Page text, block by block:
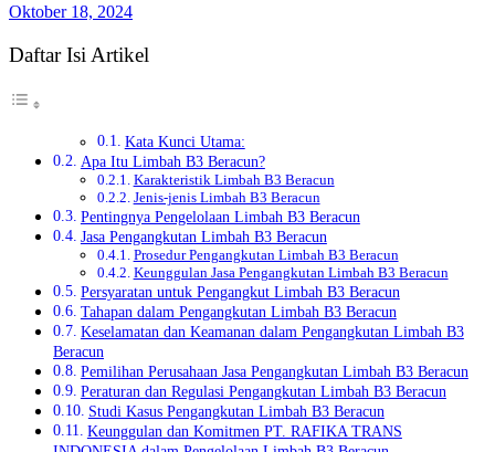
Oktober 18, 2024
Daftar Isi Artikel
Kata Kunci Utama:
Apa Itu Limbah B3 Beracun?
Karakteristik Limbah B3 Beracun
Jenis-jenis Limbah B3 Beracun
Pentingnya Pengelolaan Limbah B3 Beracun
Jasa Pengangkutan Limbah B3 Beracun
Prosedur Pengangkutan Limbah B3 Beracun
Keunggulan Jasa Pengangkutan Limbah B3 Beracun
Persyaratan untuk Pengangkut Limbah B3 Beracun
Tahapan dalam Pengangkutan Limbah B3 Beracun
Keselamatan dan Keamanan dalam Pengangkutan Limbah B3
Beracun
Pemilihan Perusahaan Jasa Pengangkutan Limbah B3 Beracun
Peraturan dan Regulasi Pengangkutan Limbah B3 Beracun
Studi Kasus Pengangkutan Limbah B3 Beracun
Keunggulan dan Komitmen PT. RAFIKA TRANS